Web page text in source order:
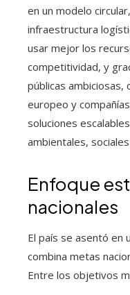
en un modelo
infraestructura
usar mejor los
competitividad, y
públicas ambiciosas,
europeo y
soluciones
ambientales,
Enfoque
nacionales
El país se asentó en
combina metas
Entre los objetivos